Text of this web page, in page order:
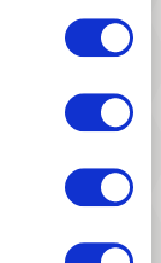
2st rosa